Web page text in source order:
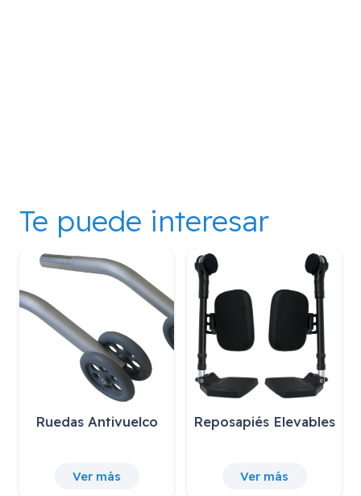
Te puede interesar
Ruedas Antivuelco
Ver más
Reposapiés Elevables
Ver más